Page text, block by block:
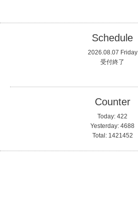
Schedule
2026.08.07 Friday
受付終了
Counter
Today: 422
Yesterday: 4688
Total: 1421452